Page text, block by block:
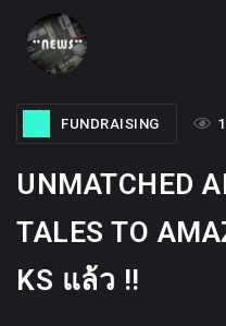
FUNDRAISING
UNMATCHED
TALES TO
KS แล้ว !!